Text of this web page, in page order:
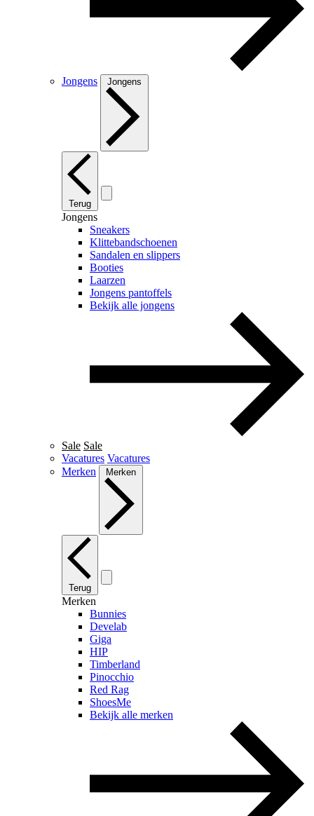
Jongens Jongens
Terug
Jongens
Sneakers
Klittebandschoenen
Sandalen en slippers
Booties
Laarzen
Jongens pantoffels
Bekijk alle jongens
Sale Sale
Vacatures Vacatures
Merken
Merken
Terug
Merken
Bunnies
Develab
Giga
HIP
Timberland
Pinocchio
Red Rag
ShoesMe
Bekijk alle merken